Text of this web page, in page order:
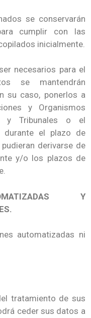
se conservarán
cumplir con las
inicialmente.
necesarios para el
se mantendrán
su caso, ponerlos a
y Organismos
y Tribunales o el
durante el plazo de
derivarse de
y/o los plazos de
Y
automatizadas ni
tratamiento de sus
ceder sus datos a